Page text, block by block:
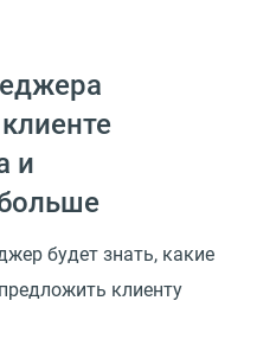
и
будет знать, какие
клиенту